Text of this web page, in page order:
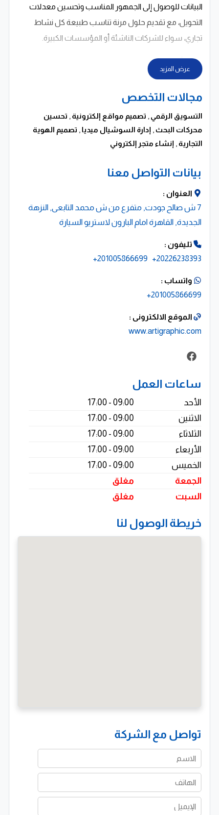
البيانات للوصول إلى الجمهور المناسب وتحسين معدلات
التحويل، مع تقديم حلول مرنة تناسب طبيعة كل نشاط
تجاري، سواء للشركات الناشئة أو المؤسسات الكبيرة.
كما توفّر الشركة خدمات تصميم مواقع إلكترونية احترافية
ومتاجر إلكترونية متوافقة مع جميع الأجهزة، مع الاهتمام
بسرعة التصفح وتجربة المستخدم وتهيئة المواقع لمحركات
وفي مجال التسويق الرقمي، يتم تنفيذ حملات إعلانية مدفوعة
جانب إدارة منصات التواصل الاجتماعي وصناعة محتوى احترافي
يعزز حضور العلامة التجارية ويزيد من تفاعل العملاء.
لماذا نحن؟
خبرة في إدارة الحملات الإعلانية وتحسين التحويل
دعم فني ومتابعة مستمرة
خدمات مرنة تناسب مختلف الأنشطة التجارية
تركّز الشركة على تحقيق نتائج حقيقية يمكن قياسها، من
خلال زيادة الظهور الرقمي، تحسين الوعي بالعلامة التجارية،
متكاملة تدعم نمو الأعمال في السوق الرقمي الحديث.
أن نكون شريكًا رقميًا موثوقًا للشركات والمؤسسات، عبر
تقديم حلول تسويقية وتقنية مبتكرة تساعد على تحقيق النمو
وتعزيز التواجد الرقمي بشكل احترافي ومستدام.
التزامنا
نلتزم بتقديم خدمات رقمية عالية الجودة تعتمد على التخطيط
تحقيق أفضل النتائج وتعزيز نجاح عملائنا في البيئة الرقمية.
عرض المزيد
مجالات التخصص
التسويق الرقمي , تصميم مواقع إلكترونية , تحسين
محركات البحث , إدارة السوشيال ميديا , تصميم الهوية
التجارية , إنشاء متجر إلكتروني
بيانات التواصل معنا
العنوان :
7 ش صالح جودت, متفرع من ش محمد التابعى, النزهة
الجديدة, القاهرة امام البارون لاستريو السيارة
تليفون :
20226238393+
201005866699+
واتساب :
201005866699+
الموقع الالكترونى :
www.artigraphic.com
ساعات العمل
الأحد
09:00 - 17:00
الاثنين
09:00 - 17:00
الثلاثاء
09:00 - 17:00
الأربعاء
09:00 - 17:00
الخميس
09:00 - 17:00
الجمعة
مغلق
السبت
مغلق
خريطة الوصول لنا
تواصل مع الشركة